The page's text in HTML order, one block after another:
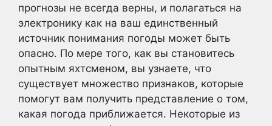
прогнозы не всегда верны, и полагаться на
электронику как на ваш единственный
источник понимания погоды может быть
опасно. По мере того, как вы становитесь
опытным яхтсменом, вы узнаете, что
существует множество признаков, которые
помогут вам получить представление о том,
какая погода приближается. Некоторые из